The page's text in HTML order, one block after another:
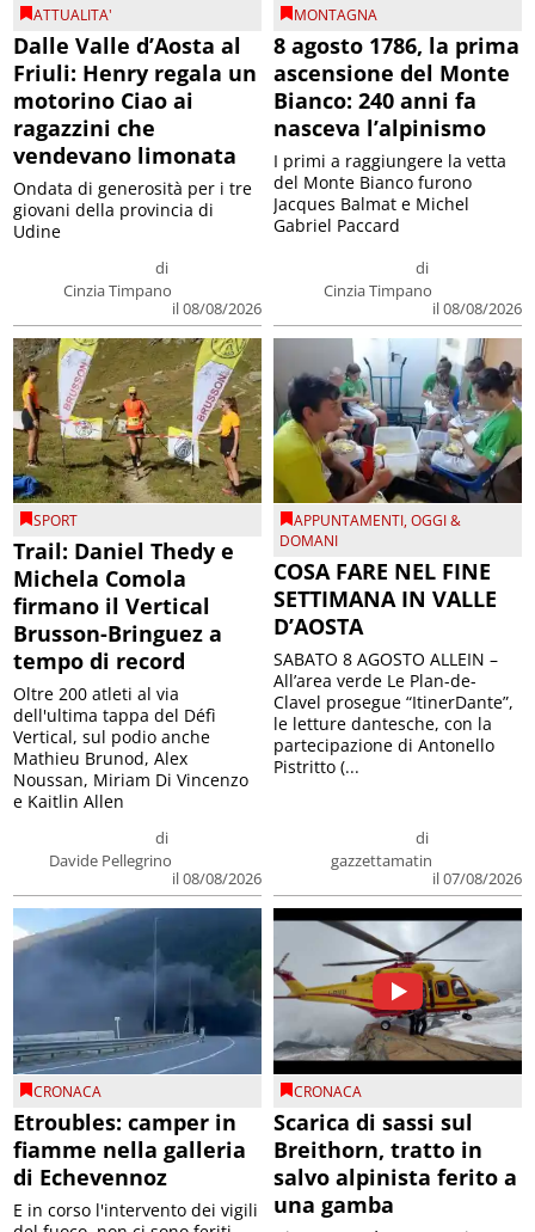
Dalle Valle d’Aosta al
Friuli: Henry regala un
motorino Ciao ai
ragazzini che
vendevano limonata
Cinzia Timpano
Ondata di generosità per i tre
giovani della provincia di
Udine
8 agosto 1786, la prima
ascensione del Monte
Bianco: 240 anni fa
nasceva l’alpinismo
Cinzia Timpano
I primi a raggiungere la vetta
del Monte Bianco furono
Jacques Balmat e Michel
Gabriel Paccard
SPORT
Trail: Daniel Thedy e
Michela Comola
firmano il Vertical
Brusson-Bringuez a
tempo di record
Davide Pellegrino
Oltre 200 atleti al via
dell'ultima tappa del Défì
Vertical, sul podio anche
Mathieu Brunod, Alex
Noussan, Miriam Di Vincenzo
e Kaitlin Allen
APPUNTAMENTI,OGGI &
DOMANI
COSA FARE NEL FINE
SETTIMANA IN VALLE
D’AOSTA
gazzettamatin
SABATO 8 AGOSTO ALLEIN –
All’area verde Le Plan-de-
Clavel prosegue “ItinerDante”,
le letture dantesche, con la
partecipazione di Antonello
Pistritto (...
CRONACA
Etroubles: camper in
fiamme nella galleria
di Echevennoz
E in corso l'intervento dei vigili
del fuoco, non ci sono feriti
CRONACA
Scarica di sassi sul
Breithorn, tratto in
salvo alpinista ferito a
una gamba
L'intervento è avvenuto in